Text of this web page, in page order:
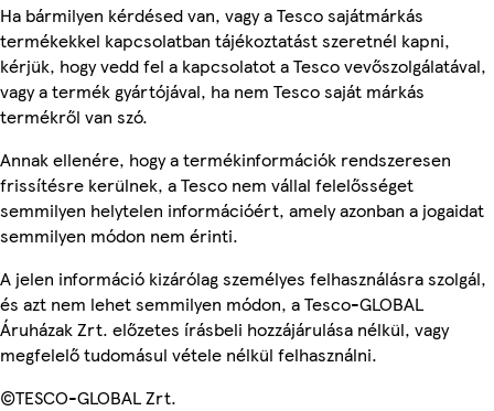
Ha bármilyen kérdésed van, vagy a Tesco sajátmárkás
termékekkel kapcsolatban tájékoztatást szeretnél kapni,
kérjük, hogy vedd fel a kapcsolatot a Tesco vevőszolgálatával,
vagy a termék gyártójával, ha nem Tesco saját márkás
termékről van szó.
Annak ellenére, hogy a termékinformációk rendszeresen
frissítésre kerülnek, a Tesco nem vállal felelősséget
semmilyen helytelen információért, amely azonban a jogaidat
semmilyen módon nem érinti.
A jelen információ kizárólag személyes felhasználásra szolgál,
és azt nem lehet semmilyen módon, a Tesco-GLOBAL
Áruházak Zrt. előzetes írásbeli hozzájárulása nélkül, vagy
megfelelő tudomásul vétele nélkül felhasználni.
©TESCO-GLOBAL Zrt.